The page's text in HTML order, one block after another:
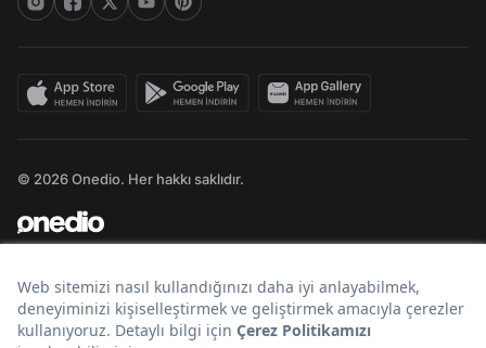
© 2026 Onedio. Her hakkı saklıdır.
Bir markasıdır.